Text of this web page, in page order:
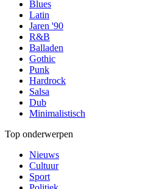
Blues
Latin
Jaren '90
R&B
Balladen
Gothic
Punk
Hardrock
Salsa
Dub
Minimalistisch
Top onderwerpen
Nieuws
Cultuur
Sport